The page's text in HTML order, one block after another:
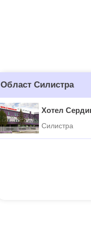
Област Силистра
Хотел
Силистра